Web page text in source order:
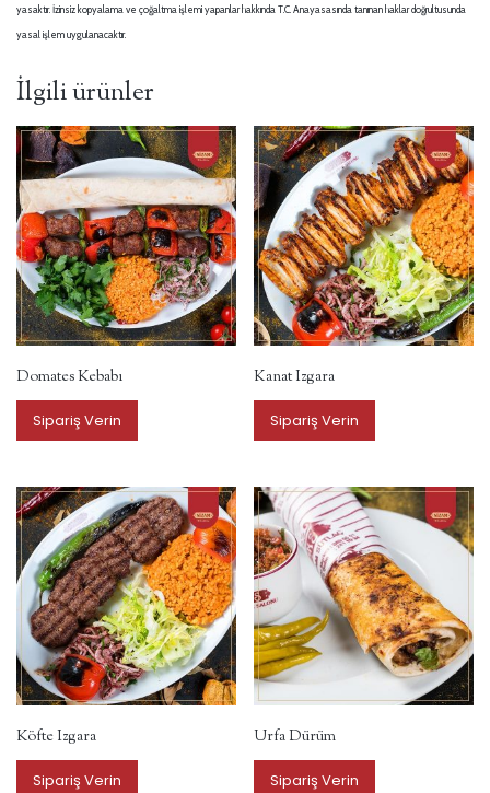
yasaktır. İzinsiz kopyalama ve çoğaltma işlemi yapanlar hakkında T.C. Anayasasında tanınan haklar doğrultusunda
yasal işlem uygulanacaktır.
İlgili ürünler
Domates Kebabı
Sipariş Verin
Kanat Izgara
Sipariş Verin
Köfte Izgara
Sipariş Verin
Urfa Dürüm
Sipariş Verin